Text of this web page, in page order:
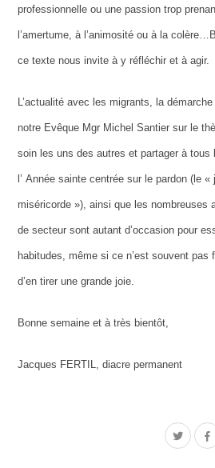
professionnelle ou une passion trop
l’amertume, à l’animosité ou à la
ce texte nous invite à y réfléchir et à agir.
L’actualité avec les migrants, la
notre Evêque Mgr Michel Santier sur le
soin les uns des autres et partager à tous
l’ Année sainte centrée sur le pardon (le «
miséricorde »), ainsi que les nombreuses
de secteur sont autant d’occasion pour
habitudes, même si ce n’est souvent
d’en tirer une grande joie.
Bonne semaine et à très bientôt,
Jacques FERTIL, diacre permanent